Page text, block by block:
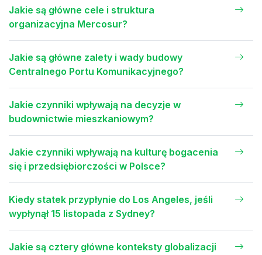
Jakie są główne cele i struktura
organizacyjna Mercosur?
Jakie są główne zalety i wady budowy
Centralnego Portu Komunikacyjnego?
Jakie czynniki wpływają na decyzje w
budownictwie mieszkaniowym?
Jakie czynniki wpływają na kulturę bogacenia
się i przedsiębiorczości w Polsce?
Kiedy statek przypłynie do Los Angeles, jeśli
wypłynął 15 listopada z Sydney?
Jakie są cztery główne konteksty globalizacji